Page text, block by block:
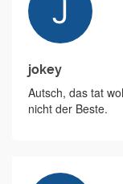
jokey
Autsch, das tat
nicht der Beste.